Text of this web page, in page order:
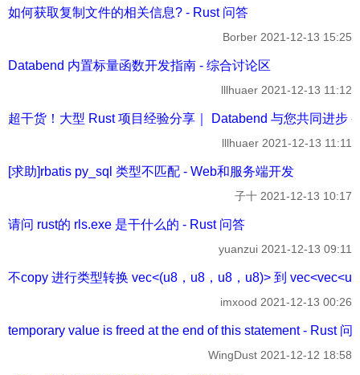
如何获取复制文件的相关信息? - Rust 问答
Borber 2021-12-13 15:25
Databend 内置标量函数开发指南 - 综合讨论区
lllhuaer 2021-12-13 11:12
超干货！大型 Rust 项目经验分享｜ Databend 与您共同进步 -
lllhuaer 2021-12-13 11:11
[求助]rbatis py_sql 类型不匹配 - Web和服务端开发
子十 2021-12-13 10:17
请问 rust的 rls.exe 是干什么的 - Rust 问答
yuanzui 2021-12-13 09:11
不copy 进行类型转换 vec<(u8，u8，u8，u8)> 到
imxood 2021-12-13 00:26
temporary value is freed at the end of this statement - Rust 问
WingDust 2021-12-12 18:58